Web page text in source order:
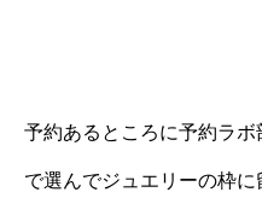
予約あるところに予約ラ
で選んでジュエリーの枠に